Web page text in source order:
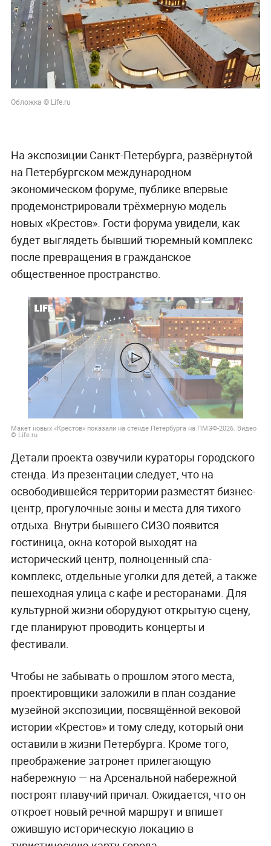
Обложка © Life.ru
На экспозиции Санкт-Петербурга, развёрнутой
на Петербургском международном
экономическом форуме, публике впервые
продемонстрировали трёхмерную модель
новых «Крестов». Гости форума увидели, как
будет выглядеть бывший тюремный комплекс
после превращения в гражданское
общественное пространство.
Макет новых «Крестов» показали на стенде Петербурга на ПМЭФ-2026. Видео
© Life.ru
Детали проекта озвучили кураторы городского
стенда. Из презентации следует, что на
освободившейся территории разместят бизнес-
центр, прогулочные зоны и места для тихого
отдыха. Внутри бывшего СИЗО появится
гостиница, окна которой выходят на
исторический центр, полноценный спа-
комплекс, отдельные уголки для детей, а также
пешеходная улица с кафе и ресторанами. Для
культурной жизни оборудуют открытую сцену,
где планируют проводить концерты и
фестивали.
Чтобы не забывать о прошлом этого места,
проектировщики заложили в план создание
музейной экспозиции, посвящённой вековой
истории «Крестов» и тому следу, который они
оставили в жизни Петербурга. Кроме того,
преображение затронет прилегающую
набережную — на Арсенальной набережной
построят плавучий причал. Ожидается, что он
откроет новый речной маршрут и впишет
ожившую историческую локацию в